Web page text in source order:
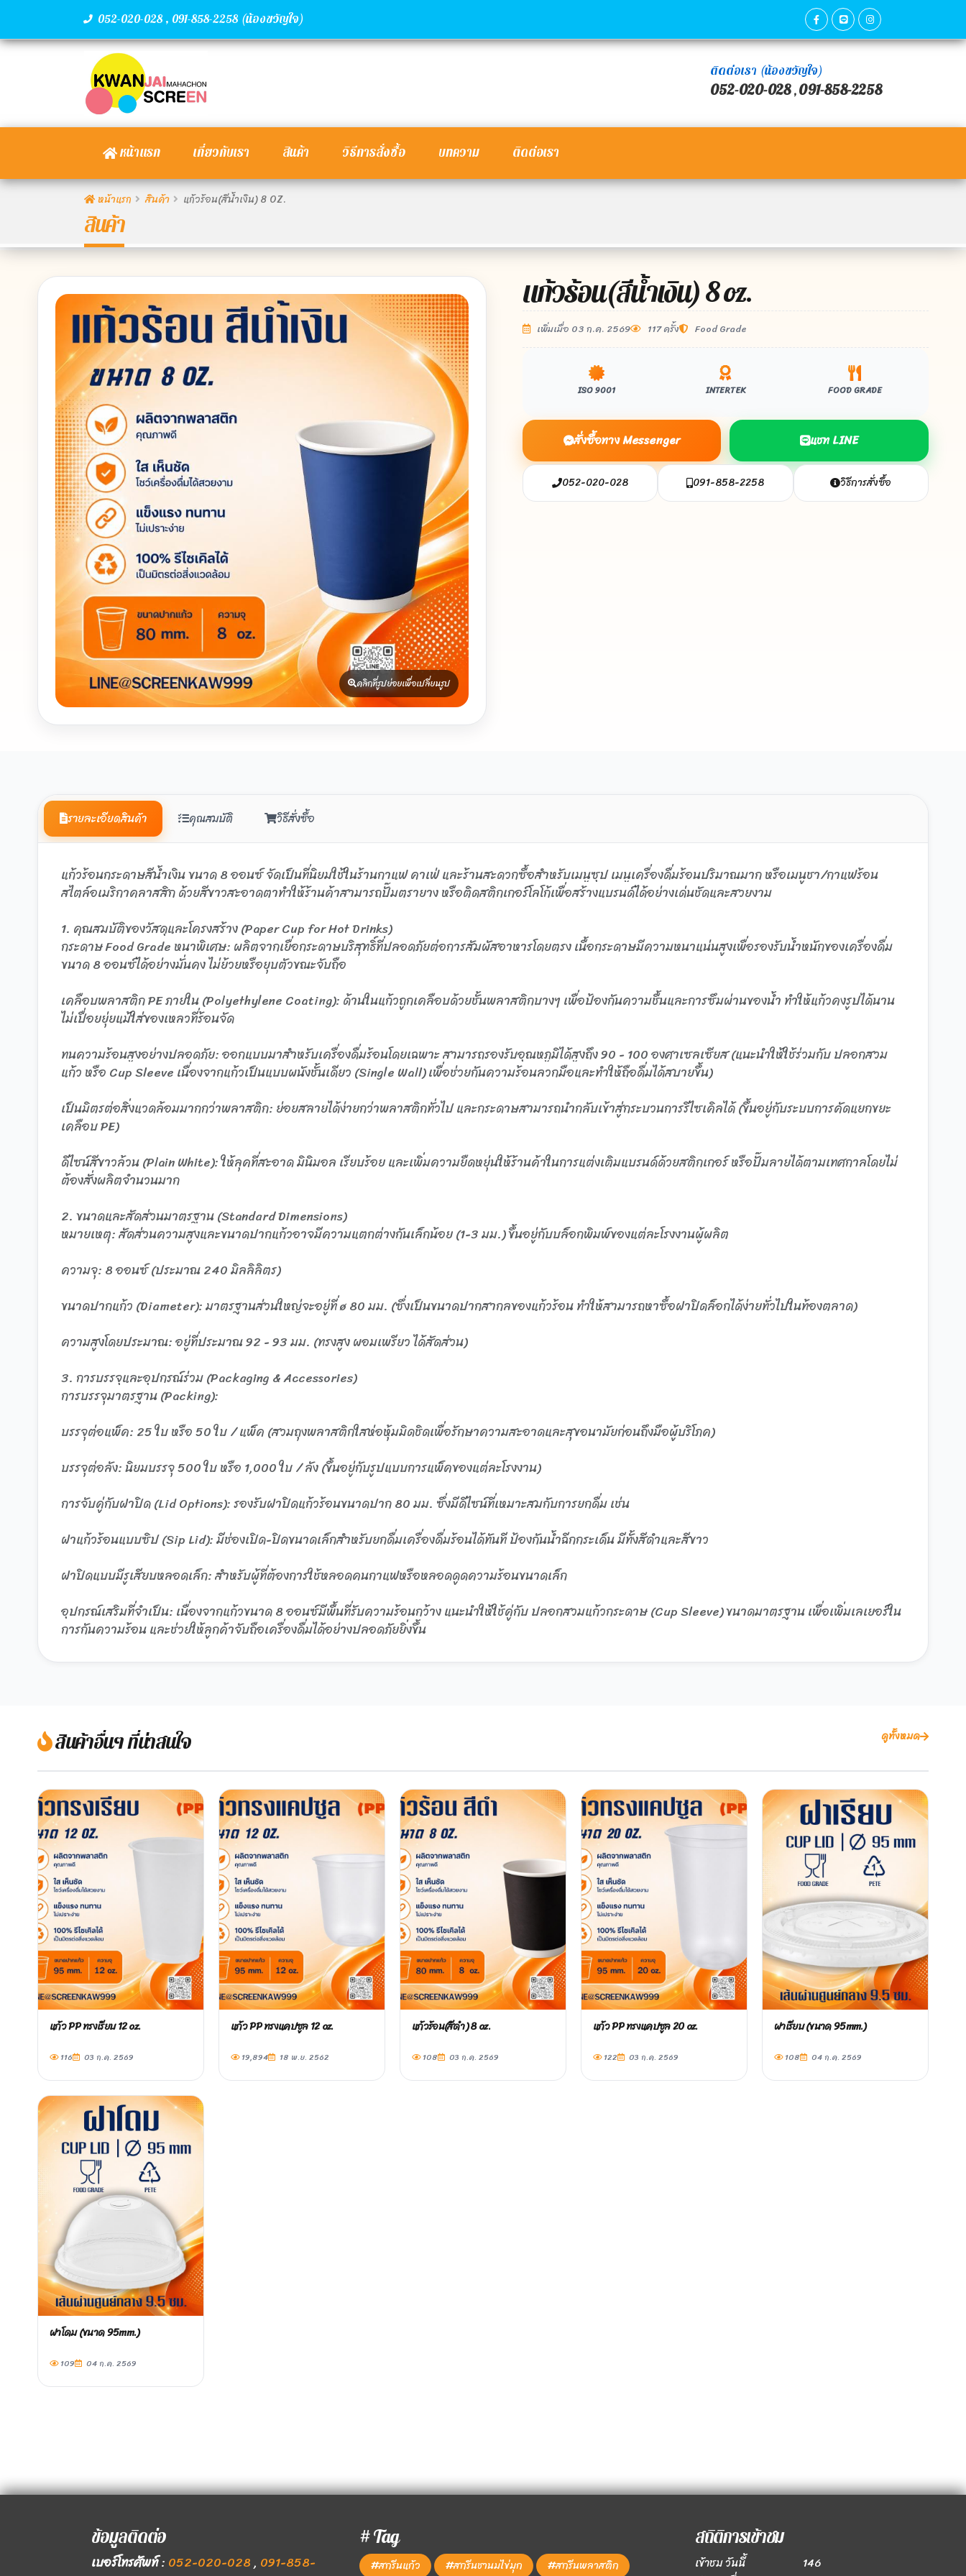
052-020-028 , 091-858-2258 (น้องขวัญใจ)
ติดต่อเรา (น้องขวัญใจ)
052-020-028,091-858-2258
หน้าแรก เกี่ยวกับเรา สินค้า วิธีการสั่งซื้อ บทความ ติดต่อเรา
หน้าแรก สินค้า แก้วร้อน(สีน้ำเงิน) 8 OZ.
สินค้า
คลิกที่รูปย่อยเพื่อเปลี่ยนรูป
แก้วร้อน(สีน้ำเงิน) 8 oz.
เพิ่มเมื่อ 03 ก.ค. 2569 117 ครั้ง Food Grade
ISO 9001 INTERTEK FOOD GRADE
สั่งซื้อทาง Messenger แชท LINE
052-020-028 091-858-2258 วิธีการสั่งซื้อ
รายละเอียดสินค้า คุณสมบัติ วิธีสั่งซื้อ
แก้วร้อนกระดาษสีน้ำเงิน ขนาด 8 ออนซ์ จัดเป็นที่นิยมใช้ในร้านกาแฟ คาเฟ่ และร้านสะดวกซื้อสำหรับเมนูซุป เมนูเครื่องดื่มร้อนปริมาณมาก หรือเมนูชา/กาแฟร้อน
สไตล์อเมริกาคลาสสิก ด้วยสีขาวสะอาดตาทำให้ร้านค้าสามารถปั๊มตรายาง หรือติดสติกเกอร์โลโก้เพื่อสร้างแบรนด์ได้อย่างเด่นชัดและสวยงาม
1. คุณสมบัติของวัสดุและโครงสร้าง (Paper Cup for Hot Drinks)
กระดาษ Food Grade หนาพิเศษ: ผลิตจากเยื่อกระดาษบริสุทธิ์ที่ปลอดภัยต่อการสัมผัสอาหารโดยตรง เนื้อกระดาษมีความหนาแน่นสูงเพื่อรองรับน้ำหนักของเครื่องดื่ม
ขนาด 8 ออนซ์ได้อย่างมั่นคง ไม่ย้วยหรือยุบตัวขณะจับถือ
เคลือบพลาสติก PE ภายใน (Polyethylene Coating): ด้านในแก้วถูกเคลือบด้วยชั้นพลาสติกบางๆ เพื่อป้องกันความชื้นและการซึมผ่านของน้ำ ทำให้แก้วคงรูปได้นาน
ไม่เปื่อยยุ่ยแม้ใส่ของเหลวที่ร้อนจัด
ทนความร้อนสูงอย่างปลอดภัย: ออกแบบมาสำหรับเครื่องดื่มร้อนโดยเฉพาะ สามารถรองรับอุณหภูมิได้สูงถึง 90 - 100 องศาเซลเซียส (แนะนำให้ใช้ร่วมกับ ปลอกสวม
แก้ว หรือ Cup Sleeve เนื่องจากแก้วเป็นแบบผนังชั้นเดียว (Single Wall) เพื่อช่วยกันความร้อนลวกมือและทำให้ถือดื่มได้สบายขึ้น)
เป็นมิตรต่อสิ่งแวดล้อมมากกว่าพลาสติก: ย่อยสลายได้ง่ายกว่าพลาสติกทั่วไป และกระดาษสามารถนำกลับเข้าสู่กระบวนการรีไซเคิลได้ (ขึ้นอยู่กับระบบการคัดแยกขยะ
เคลือบ PE)
ดีไซน์สีขาวล้วน (Plain White): ให้ลุคที่สะอาด มินิมอล เรียบร้อย และเพิ่มความยืดหยุ่นให้ร้านค้าในการแต่งเติมแบรนด์ด้วยสติกเกอร์ หรือปั๊มลายได้ตามเทศกาลโดยไม่
ต้องสั่งผลิตจำนวนมาก
2. ขนาดและสัดส่วนมาตรฐาน (Standard Dimensions)
หมายเหตุ: สัดส่วนความสูงและขนาดปากแก้วอาจมีความแตกต่างกันเล็กน้อย (1-3 มม.) ขึ้นอยู่กับบล็อกพิมพ์ของแต่ละโรงงานผู้ผลิต
ความจุ: 8 ออนซ์ (ประมาณ 240 มิลลิลิตร)
ขนาดปากแก้ว (Diameter): มาตรฐานส่วนใหญ่จะอยู่ที่ ø 80 มม. (ซึ่งเป็นขนาดปากสากลของแก้วร้อน ทำให้สามารถหาซื้อฝาปิดล็อกได้ง่ายทั่วไปในท้องตลาด)
ความสูงโดยประมาณ: อยู่ที่ประมาณ 92 - 93 มม. (ทรงสูง ผอมเพรียว ได้สัดส่วน)
3. การบรรจุและอุปกรณ์ร่วม (Packaging & Accessories)
การบรรจุมาตรฐาน (Packing):
บรรจุต่อแพ็ค: 25 ใบ หรือ 50 ใบ / แพ็ค (สวมถุงพลาสติกใสห่อหุ้มมิดชิดเพื่อรักษาความสะอาดและสุขอนามัยก่อนถึงมือผู้บริโภค)
บรรจุต่อลัง: นิยมบรรจุ 500 ใบ หรือ 1,000 ใบ / ลัง (ขึ้นอยู่กับรูปแบบการแพ็คของแต่ละโรงงาน)
การจับคู่กับฝาปิด (Lid Options): รองรับฝาปิดแก้วร้อนขนาดปาก 80 มม. ซึ่งมีดีไซน์ที่เหมาะสมกับการยกดื่ม เช่น
ฝาแก้วร้อนแบบซิป (Sip Lid): มีช่องเปิด-ปิดขนาดเล็กสำหรับยกดื่มเครื่องดื่มร้อนได้ทันที ป้องกันน้ำฉีกกระเด็น มีทั้งสีดำและสีขาว
ฝาปิดแบบมีรูเสียบหลอดเล็ก: สำหรับผู้ที่ต้องการใช้หลอดคนกาแฟหรือหลอดดูดความร้อนขนาดเล็ก
อุปกรณ์เสริมที่จำเป็น: เนื่องจากแก้วขนาด 8 ออนซ์มีพื้นที่รับความร้อนกว้าง แนะนำให้ใช้คู่กับ ปลอกสวมแก้วกระดาษ (Cup Sleeve) ขนาดมาตรฐาน เพื่อเพิ่มเลเยอร์ใน
การกันความร้อน และช่วยให้ลูกค้าจับถือเครื่องดื่มได้อย่างปลอดภัยยิ่งขึ้น
สินค้าอื่นๆ ที่น่าสนใจ ดูทั้งหมด
แก้ว PP ทรงเรียบ 12 oz.
116 03 ก.ค. 2569
แก้ว PP ทรงแคปซูล 12 oz.
19,894 18 พ.ย. 2562
แก้วร้อน(สีดำ) 8 oz.
108 03 ก.ค. 2569
แก้ว PP ทรงแคปซูล 20 oz.
122 03 ก.ค. 2569
ฝาเรียบ (ขนาด 95mm.)
108 04 ก.ค. 2569
ฝาโดม (ขนาด 95mm.)
109 04 ก.ค. 2569
ข้อมูลติดต่อ
เบอร์โทรศัพท์: 052-020-028, 091-858-
# Tag
#สกรีนแก้ว #สกรีนชานมไข่มุก #สกรีนพลาสติก
สถิติการเข้าชม
เข้าชม วันนี้
146